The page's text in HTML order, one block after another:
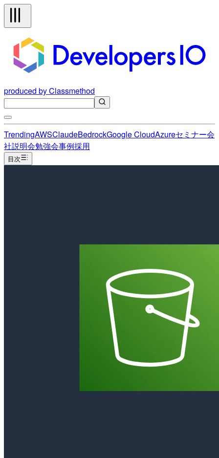
produced by Classmethod
TrendingAWSClaudeBedrockGoogle CloudAzureセミナー会
社説明会勉強会事例採用
目次